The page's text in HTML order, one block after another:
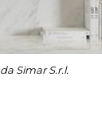
Simar S.r.l.